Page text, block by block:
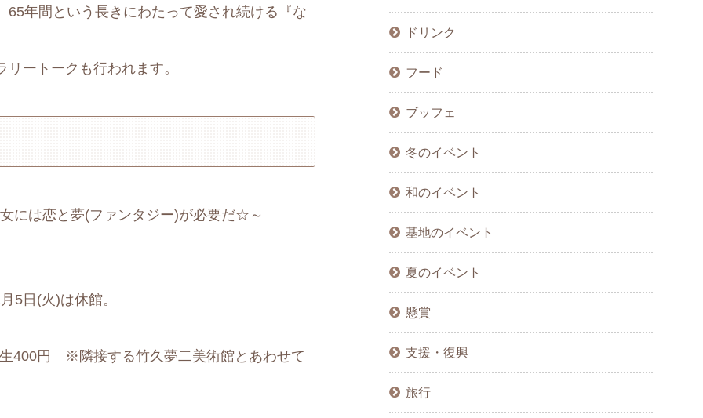
65年間という長きにわたって愛され続ける『な
ートークも行われます。
には恋と夢(ファンタジー)が必要だ☆～
日(火)は休館。
400円 ※隣接する竹久夢二美術館とあわせて
ドリンク
フード
ブッフェ
冬のイベント
和のイベント
基地のイベント
夏のイベント
懸賞
支援・復興
旅行